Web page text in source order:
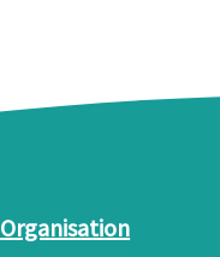
Organisation